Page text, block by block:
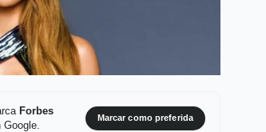
Forbes
Marcar como preferida